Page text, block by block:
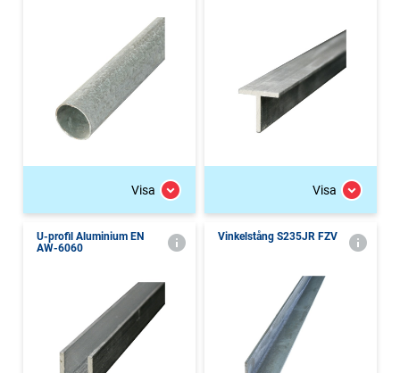
Visa Visa
U-profil Aluminium EN
AW-6060
Vinkelstång S235JR FZV